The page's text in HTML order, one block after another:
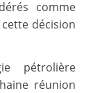
comme
décision
pétrolière
réunion